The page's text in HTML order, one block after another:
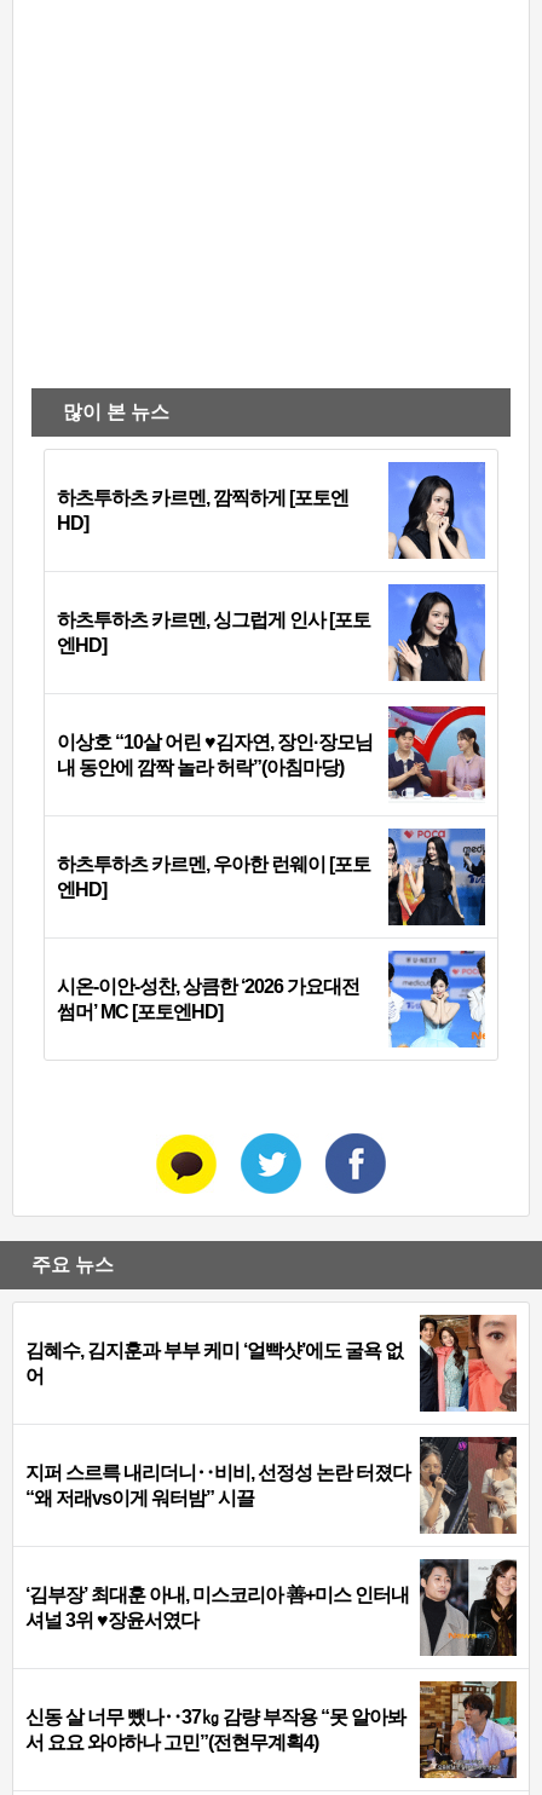
많이 본 뉴스
하츠투하츠 카르멘, 깜찍하게 [포토엔
HD]
하츠투하츠 카르멘, 싱그럽게 인사 [포토
엔HD]
이상호 “10살 어린 ♥김자연, 장인·장모님
내 동안에 깜짝 놀라 허락”(아침마당)
하츠투하츠 카르멘, 우아한 런웨이 [포토
엔HD]
시온-이안-성찬, 상큼한 ‘2026 가요대전
썸머’ MC [포토엔HD]
주요 뉴스
김혜수, 김지훈과 부부 케미 ‘얼빡샷’에도 굴욕 없
어
지퍼 스르륵 내리더니‥비비, 선정성 논란 터졌다
“왜 저래vs이게 워터밤” 시끌
‘김부장’ 최대훈 아내, 미스코리아 善+미스 인터내
셔널 3위 ♥장윤서였다
신동 살 너무 뺐나‥37㎏ 감량 부작용 “못 알아봐
서 요요 와야하나 고민”(전현무계획4)